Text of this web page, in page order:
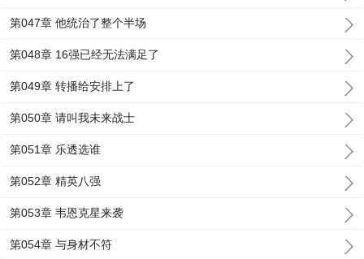
第047章 他统治了整个半场
第048章 16强已经无法满足了
第049章 转播给安排上了
第050章 请叫我未来战士
第051章 乐透选谁
第052章 精英八强
第053章 韦恩克星来袭
第054章 与身材不符